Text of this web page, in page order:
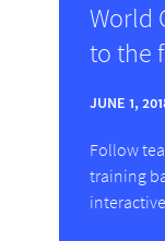
World
to the
JUNE 1,
Follow
training